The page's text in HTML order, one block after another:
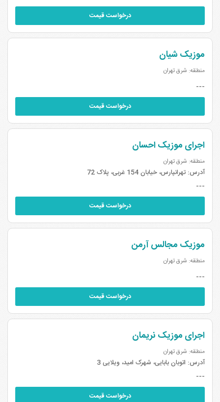
درخواست قیمت
موزیک شیان
منطقه: شرق تهران
---
درخواست قیمت
اجرای موزیک احسان
منطقه: شرق تهران
آدرس: تهرانپارس، خیابان 154 غربی، پلاک 72
---
درخواست قیمت
موزیک مجالس آرمن
منطقه: شرق تهران
---
درخواست قیمت
اجرای موزیک نریمان
منطقه: شرق تهران
آدرس: اتوبان بابایی، شهرک امید، ویلایی 3
---
درخواست قیمت